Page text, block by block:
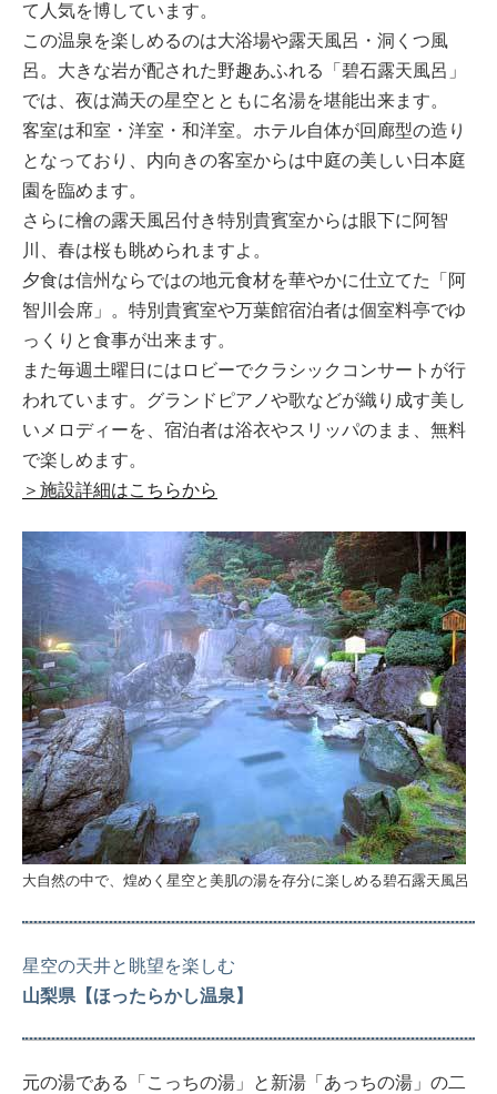
て人気を博しています。
この温泉を楽しめるのは大浴場や露天風呂・洞くつ風
呂。大きな岩が配された野趣あふれる「碧石露天風呂」
では、夜は満天の星空とともに名湯を堪能出来ます。
客室は和室・洋室・和洋室。ホテル自体が回廊型の造り
となっており、内向きの客室からは中庭の美しい日本庭
園を臨めます。
さらに檜の露天風呂付き特別貴賓室からは眼下に阿智
川、春は桜も眺められますよ。
夕食は信州ならではの地元食材を華やかに仕立てた「阿
智川会席」。特別貴賓室や万葉館宿泊者は個室料亭でゆ
っくりと食事が出来ます。
また毎週土曜日にはロビーでクラシックコンサートが行
われています。グランドピアノや歌などが織り成す美し
いメロディーを、宿泊者は浴衣やスリッパのまま、無料
で楽しめます。
＞施設詳細はこちらから
大自然の中で、煌めく星空と美肌の湯を存分に楽しめる碧石露天風呂
星空の天井と眺望を楽しむ
山梨県【ほったらかし温泉】
元の湯である「こっちの湯」と新湯「あっちの湯」の二